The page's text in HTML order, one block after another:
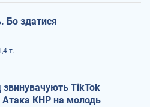
Бо здатися
т.
TikTok
Атака КНР на молодь